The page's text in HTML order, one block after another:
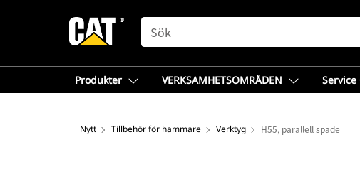
SEARCH
Produkter VERKSAMHETSOMRÅDEN
Nytt Tillbehör för hammare Verktyg H55, parallell spade